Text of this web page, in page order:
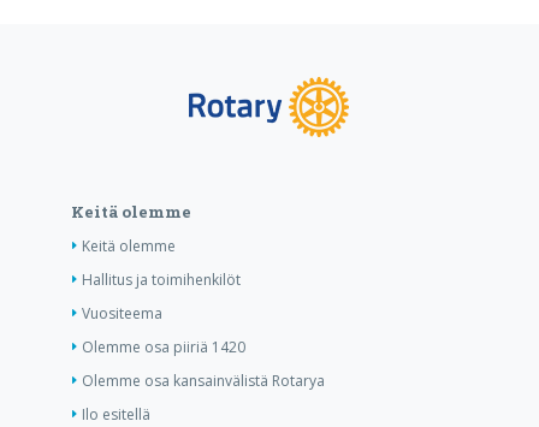
Keitä olemme
Keitä olemme
Hallitus ja toimihenkilöt
Vuositeema
Olemme osa piiriä 1420
Olemme osa kansainvälistä Rotarya
Ilo esitellä